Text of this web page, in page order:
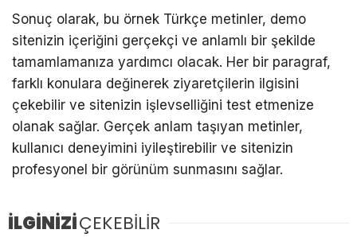
Sonuç olarak, bu örnek Türkçe metinler, demo
sitenizin içeriğini gerçekçi ve anlamlı bir şekilde
tamamlamanıza yardımcı olacak. Her bir paragraf,
farklı konulara değinerek ziyaretçilerin ilgisini
çekebilir ve sitenizin işlevselliğini test etmenize
olanak sağlar. Gerçek anlam taşıyan metinler,
kullanıcı deneyimini iyileştirebilir ve sitenizin
profesyonel bir görünüm sunmasını sağlar.
İLGİNİZİÇEKEBİLİR